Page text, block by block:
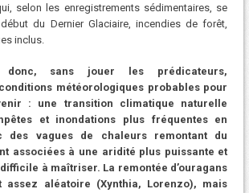
selon les enregistrements sédimentaires, se
du Dernier Glaciaire, incendies de forêt,
inclus.
donc, sans jouer les prédicateurs,
météorologiques probables pour
: une transition climatique naturelle
et inondations plus fréquentes en
des vagues de chaleurs remontant du
associées à une aridité plus puissante et
à maîtriser. La remontée d’ouragans
assez aléatoire (Xynthia, Lorenzo), mais